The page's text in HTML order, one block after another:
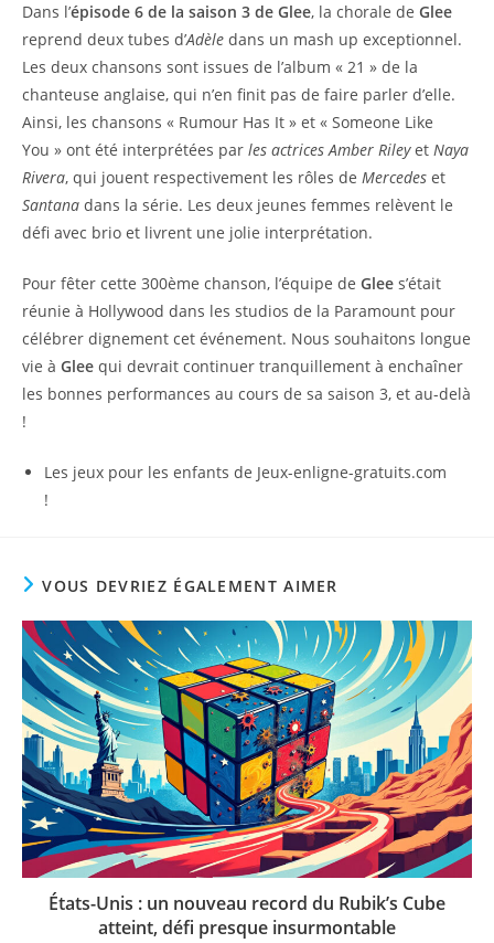
Dans l’épisode 6 de la saison 3 de Glee, la chorale de Glee
reprend deux tubes d’Adèle dans un mash up exceptionnel.
Les deux chansons sont issues de l’album « 21 » de la
chanteuse anglaise, qui n’en finit pas de faire parler d’elle.
Ainsi, les chansons « Rumour Has It » et « Someone Like
You » ont été interprétées par les actrices Amber Rileyet Naya
Rivera, qui jouent respectivement les rôles de Mercedes et
Santana dans la série. Les deux jeunes femmes relèvent le
défi avec brio et livrent une jolie interprétation.
Pour fêter cette 300ème chanson, l’équipe de Glee s’était
réunie à Hollywood dans les studios de la Paramount pour
célébrer dignement cet événement. Nous souhaitons longue
vie à Glee qui devrait continuer tranquillement à enchaîner
les bonnes performances au cours de sa saison 3, et au-delà
!
Les jeux pour les enfants de Jeux-enligne-gratuits.com
!
VOUS DEVRIEZ ÉGALEMENT AIMER
États-Unis : un nouveau record du Rubik’s Cube
atteint, défi presque insurmontable